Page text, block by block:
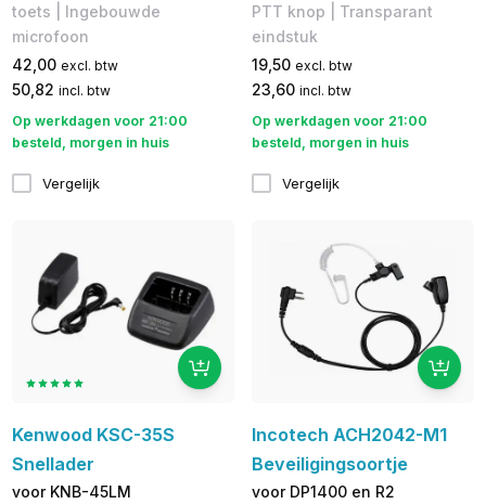
toets | Ingebouwde
microfoon
42,00 excl. btw
50,82 incl. btw
Op werkdagen voor 21:00
besteld, morgen in huis
Vergelijk
PTT knop | Transparant
eindstuk
19,50 excl. btw
23,60 incl. btw
Op werkdagen voor 21:00
besteld, morgen in huis
Vergelijk
Kenwood KSC-35S
Snellader
voor KNB-45LM
Incotech ACH2042-M1
Beveiligingsoortje
voor DP1400 en R2